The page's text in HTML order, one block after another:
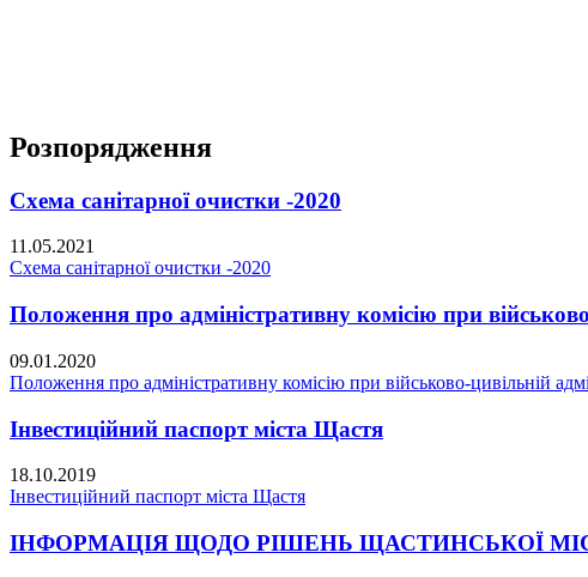
Розпорядження
Схема санітарної очистки -2020
11.05.2021
Схема санітарної очистки -2020
Положення про адміністративну комісію при
09.01.2020
Положення про адміністративну комісію при військово-цивільній
Інвестиційний паспорт міста Щастя
18.10.2019
Інвестиційний паспорт міста Щастя
ІНФОРМАЦІЯ ЩОДО РІШЕНЬ ЩАСТИНСЬКОЇ